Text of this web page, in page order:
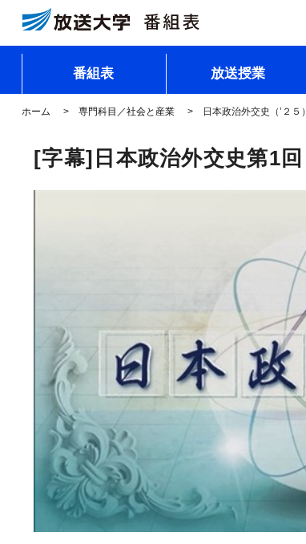
番組表 放送授業
ホーム 専門科目／社会と産業 日本政治外交史（’２５）
[字幕]日本政治外交史第1回